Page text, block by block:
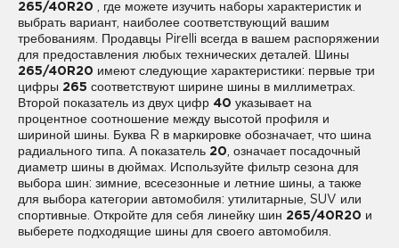
265/40R20 , где можете изучить наборы характеристик и
выбрать вариант, наиболее соответствующий вашим
требованиям. Продавцы Pirelli всегда в вашем распоряжении
для предоставления любых технических деталей. Шины
265/40R20 имеют следующие характеристики: первые три
цифры 265 соответствуют ширине шины в миллиметрах.
Второй показатель из двух цифр 40 указывает на
процентное соотношение между высотой профиля и
шириной шины. Буква R в маркировке обозначает, что шина
радиального типа. А показатель 20, означает посадочный
диаметр шины в дюймах. Используйте фильтр сезона для
выбора шин: зимние, всесезонные и летние шины, а также
для выбора категории автомобиля: утилитарные, SUV или
спортивные. Откройте для себя линейку шин 265/40R20 и
выберете подходящие шины для своего автомобиля.